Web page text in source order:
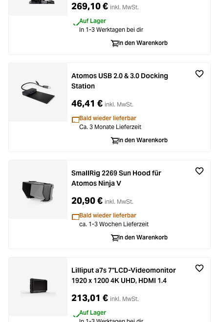
269,10 € inkl. MwSt.
Auf Lager
In 1-3 Werktagen bei dir
In den Warenkorb
Atomos USB 2.0 & 3.0 Docking
Station
46,41 € inkl. MwSt.
Bald wieder lieferbar
Ca. 3 Monate Lieferzeit
In den Warenkorb
SmallRig 2269 Sun Hood für
Atomos Ninja V
20,90 € inkl. MwSt.
Bald wieder lieferbar
ca. 1-3 Wochen Lieferzeit
In den Warenkorb
Lilliput a7s 7"LCD-Videomonitor
1920 x 1200 4K UHD, HDMI 1.4
213,01 € inkl. MwSt.
Auf Lager